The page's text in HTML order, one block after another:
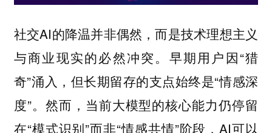
社交AI的降温并非偶然，而是技术理想主义
与商业现实的必然冲突。早期用户因“猎
奇”涌入，但长期留存的支点始终是“情感深
度”。然而，当前大模型的核心能力仍停留
在“模式识别”而非“情感共情”阶段，AI可以